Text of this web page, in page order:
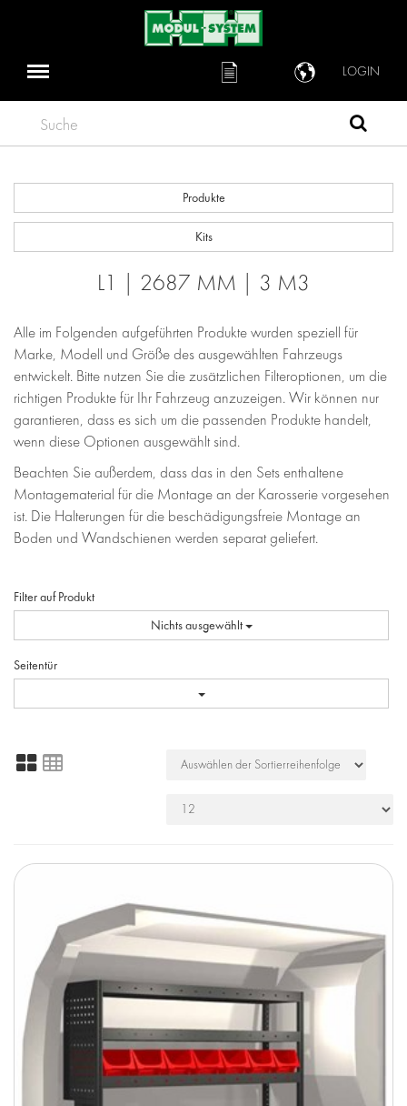
LOGIN
Suche
Produkte
Kits
L1 | 2687 MM | 3 M3
Alle im Folgenden aufgeführten Produkte wurden speziell für
Marke, Modell und Größe des ausgewählten Fahrzeugs
entwickelt. Bitte nutzen Sie die zusätzlichen Filteroptionen, um die
richtigen Produkte für Ihr Fahrzeug anzuzeigen. Wir können nur
garantieren, dass es sich um die passenden Produkte handelt,
wenn diese Optionen ausgewählt sind.
Beachten Sie außerdem, dass das in den Sets enthaltene
Montagematerial für die Montage an der Karosserie vorgesehen
ist. Die Halterungen für die beschädigungsfreie Montage an
Boden und Wandschienen werden separat geliefert.
Filter auf Produkt
Nichts ausgewählt
Seitentür